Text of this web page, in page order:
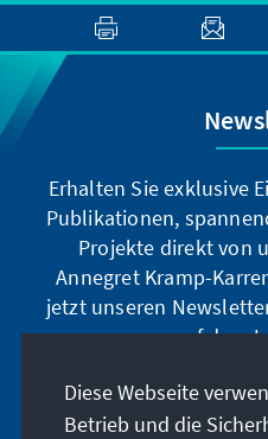
Erhalten Sie exklusive
Publikationen,
Projekte direkt von
Annegret Kramp-
jetzt unseren
auf dem
Jetzt
Diese Webseite
Betrieb und die